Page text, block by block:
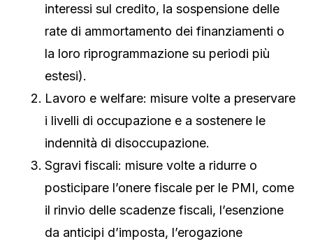
interessi sul credito, la sospensione delle
rate di ammortamento dei finanziamenti o
la loro riprogrammazione su periodi più
estesi).
Lavoro e welfare: misure volte a preservare
i livelli di occupazione e a sostenere le
indennità di disoccupazione.
Sgravi fiscali: misure volte a ridurre o
posticipare l’onere fiscale per le PMI, come
il rinvio delle scadenze fiscali, l’esenzione
da anticipi d’imposta, l’erogazione